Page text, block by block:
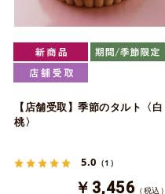
【店舗受取】季節のタルト〈白
桃〉
5.0 （1）
￥3,456 （税込）